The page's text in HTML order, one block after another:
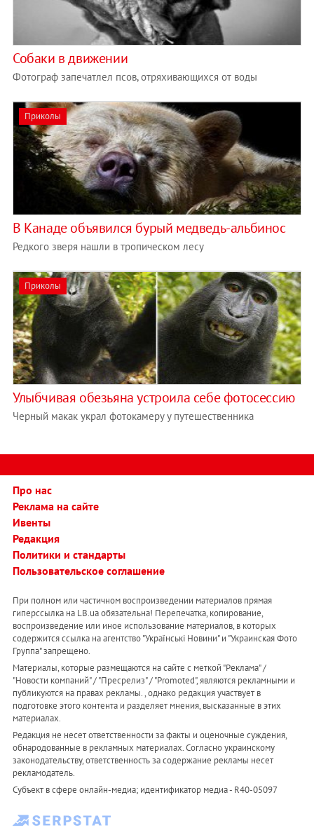
Собаки в движении
Фотограф запечатлел псов, отряхивающихся от воды
Приколы
В Канаде объявился бурый медведь-альбинос
Редкого зверя нашли в тропическом лесу
Приколы
Улыбчивая обезьяна устроила себе фотосессию
Черный макак украл фотокамеру у путешественника
Про нас
Реклама на сайте
Ивенты
Редакция
Политики и стандарты
Пользовательское соглашение
При полном или частичном воспроизведении материалов прямая
гиперссылка на LB.ua обязательна! Перепечатка, копирование,
воспроизведение или иное использование материалов, в которых
содержится ссылка на агентство "Українськi Новини" и "Украинская Фото
Группа" запрещено.
Материалы, которые размещаются на сайте с меткой "Реклама" /
"Новости компаний" / "Пресрелиз" / "Promoted", являются рекламными и
публикуются на правах рекламы. , однако редакция участвует в
подготовке этого контента и разделяет мнения, высказанные в этих
материалах.
Редакция не несет ответственности за факты и оценочные суждения,
обнародованные в рекламных материалах. Согласно украинскому
законодательству, ответственность за содержание рекламы несет
рекламодатель.
Субъект в сфере онлайн-медиа; идентификатор медиа - R40-05097